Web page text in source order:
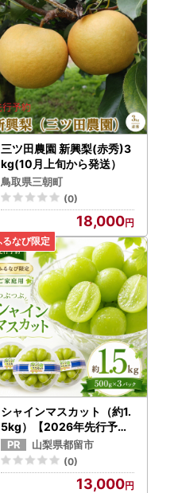
三ツ田農園 新興梨(赤秀)3
kg(10月上旬から発送）
鳥取県三朝町
(0)
18,000
シャインマスカット（約1.
5kg）【2026年先行予約
】｜シャインマスカット
フルーツ 【ふるなび限定
】ご家庭用つぶつぶ FN-
山梨県都留市
(0)
13,000